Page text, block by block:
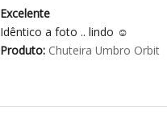
Excelente
Idêntico a foto .. lindo ☺️
Produto:Chuteira Umbro Orbit